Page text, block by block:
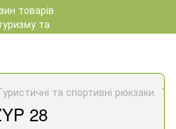
та спортивні рюкзаки
28